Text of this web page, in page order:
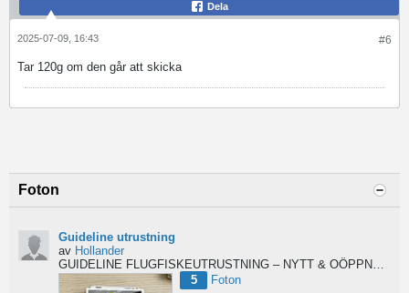
Dela
#6
2025-07-09, 16:43
Tar 120g om den går att skicka
Foton
Guideline utrustning
av Hollander
GUIDELINE FLUGFISKEUTRUSTNING – NYTT & OÖPPNAT
5
Foton